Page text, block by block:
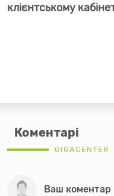
клієнтському
Коментарі
GIGACENTER
Ваш коментар